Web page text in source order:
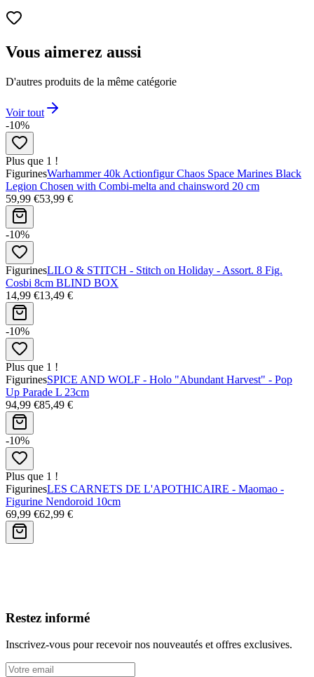
Vous aimerez aussi
D'autres produits de la même catégorie
Voir tout
-10%
Plus que 1 !
FigurinesWarhammer 40k Actionfigur Chaos Space Marines Black
Legion Chosen with Combi-melta and chainsword 20 cm
59,99 €53,99 €
-10%
FigurinesLILO & STITCH - Stitch on Holiday - Assort. 8 Fig.
Cosbi 8cm BLIND BOX
14,99 €13,49 €
-10%
Plus que 1 !
FigurinesSPICE AND WOLF - Holo "Abundant Harvest" - Pop
Up Parade L 23cm
94,99 €85,49 €
-10%
Plus que 1 !
FigurinesLES CARNETS DE L'APOTHICAIRE - Maomao -
Figurine Nendoroid 10cm
69,99 €62,99 €
Restez informé
Inscrivez-vous pour recevoir nos nouveautés et offres exclusives.